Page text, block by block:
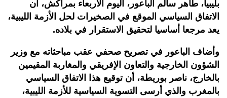
بليبيا، طاهر سالم الباعور، اليوم الأربعاء بمراكش، أن
الاتفاق السياسي الموقع في الصخيرات لحل الأزمة الليبية،
يعد مرجعا أساسيا لتحقيق الاستقرار في بلاده.
وأضاف الباعور في تصريح صحفي عقب مباحثاته مع وزير
الشؤون الخارجية والتعاون الإفريقي والمغاربة المقيمين
بالخارج، ناصر بوريطة، أن توقيع هذا الاتفاق السياسي
بالمغرب والذي أرسى التسوية السياسية للأزمة الليبية،